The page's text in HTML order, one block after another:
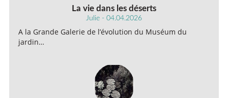
La vie dans les déserts
Julie - 04.04.2026
A la Grande Galerie de l’évolution du Muséum du
jardin…